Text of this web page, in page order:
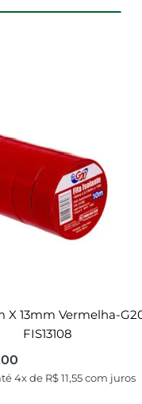
X 13mm Vermelha-
FIS13108
4x de R$11,55com juros